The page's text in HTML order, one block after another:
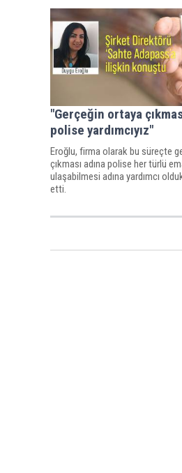
"Gerçeğin ortaya
polise yardımcıyız"
Eroğlu, firma olarak bu süreçte
çıkması adına polise her türlü
ulaşabilmesi adına yardımcı
etti.